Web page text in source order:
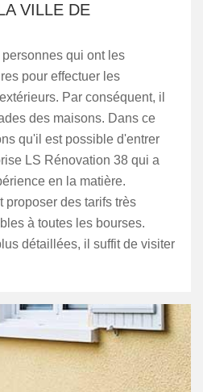
VILLE DE
qui ont les
pour effectuer les
Par conséquent, il
des maisons. Dans ce
qu'il est possible d'entrer
LS Rénovation 38 qui a
en la matière.
proposer des tarifs très
à toutes les bourses.
détaillées, il suffit de visiter